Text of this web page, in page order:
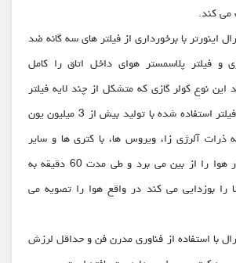
کند.
اینورتر با برخورداری از فیلتر های سه گانه ضد
و فیلتر پلاسمستر هوای داخل اتاق را کامل
نوع کولر گازی که متشکل از چند لایه فیلتر
است که نوع فیلتر استفاده شده با تولید بیش از 3 میلیون یون
ذرات آلرژی زا، ویروس ها، با کتری ها و سایر
ذرات معلق در هوا را از بین می برد و طی مدت 60 دقیقه به
را بوزدایی می کند در واقع هوا را تصویه می
با استفاده از فناوری مدرن فن و حداقل لرزش